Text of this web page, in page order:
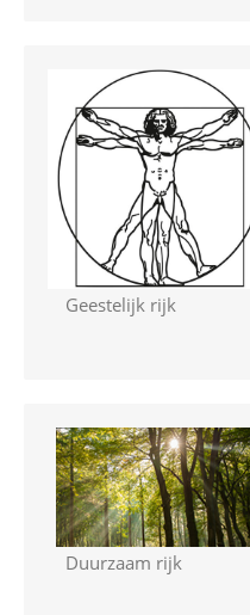
Geestelijk rijk
Duurzaam rijk